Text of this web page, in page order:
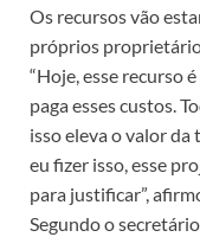
Os recursos vão
próprios
“Hoje, esse recurso
paga esses custos.
isso eleva o valor da
eu fizer isso, esse
para justificar”,
Segundo o